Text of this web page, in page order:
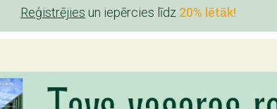
Reģistrējies un iepērcies līdz 20% lētāk!